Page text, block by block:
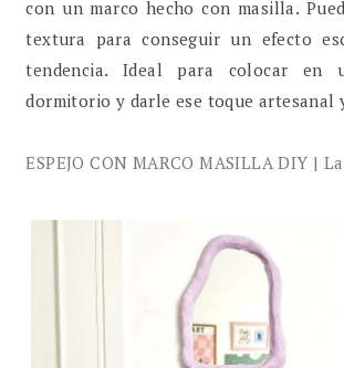
con un marco hecho con masilla.
textura para conseguir un efecto
tendencia. Ideal para colocar en
dormitorio y darle ese toque artesanal
ESPEJO CON MARCO MASILLA DIY |